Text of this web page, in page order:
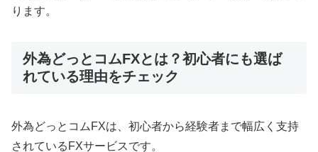
ります。
外為どっとコムFXとは？初心者にも選ば
れている理由をチェック
外為どっとコムFXは、初心者から経験者まで幅広く支持
されているFXサービスです。